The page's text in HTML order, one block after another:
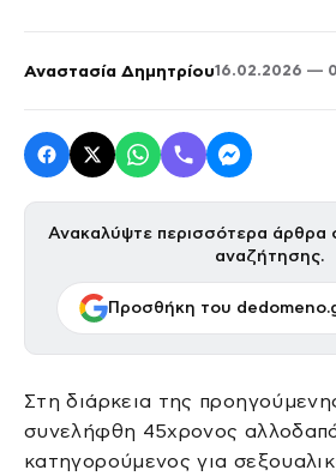
Αναστασία Δημητρίου16.02.2026 —
Ανακαλύψτε περισσότερα άρθρα
αναζήτησης.
Προσθήκη του
Στη διάρκεια της
συνελήφθη 45χρονος
κατηγορούμενος για